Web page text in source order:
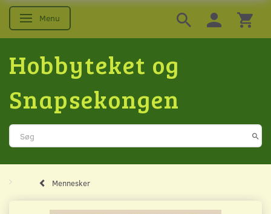
Skifte navigation
Menu
Hobbyteket og
Snapsekongen
Mennesker